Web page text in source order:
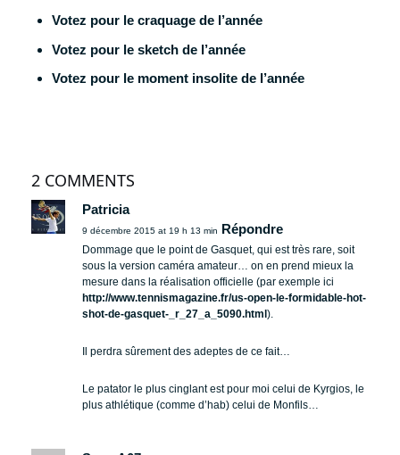
Votez pour le craquage de l’année
Votez pour le sketch de l’année
Votez pour le moment insolite de l’année
2 COMMENTS
Patricia
9 décembre 2015 at 19 h 13 min Répondre
Dommage que le point de Gasquet, qui est très rare, soit
sous la version caméra amateur… on en prend mieux la
mesure dans la réalisation officielle (par exemple ici
http://www.tennismagazine.fr/us-open-le-formidable-hot-
shot-de-gasquet-_r_27_a_5090.html ).
Il perdra sûrement des adeptes de ce fait…
Le patator le plus cinglant est pour moi celui de Kyrgios, le
plus athlétique (comme d’hab) celui de Monfils…